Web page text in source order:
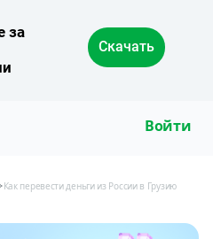
за
Скачать
Войти
Как перевести деньги из России в Грузию